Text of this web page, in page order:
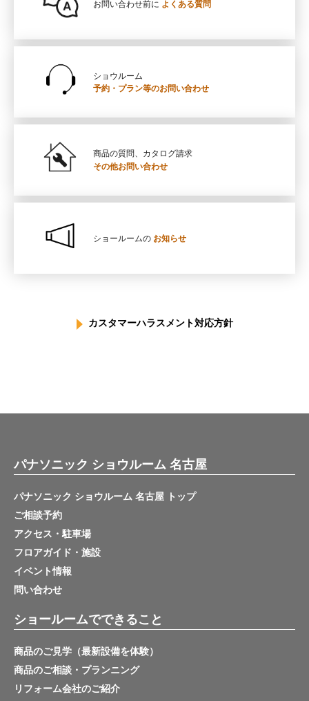
お問い合わせ前に よくある質問
ショウルーム
予約・プラン等のお問い合わせ
商品の質問、カタログ請求
その他お問い合わせ
ショールームの お知らせ
カスタマーハラスメント対応方針
パナソニック ショウルーム 名古屋
パナソニック ショウルーム 名古屋 トップ
ご相談予約
アクセス・駐車場
フロアガイド・施設
イベント情報
問い合わせ
ショールームでできること
商品のご見学（最新設備を体験）
商品のご相談・プランニング
リフォーム会社のご紹介